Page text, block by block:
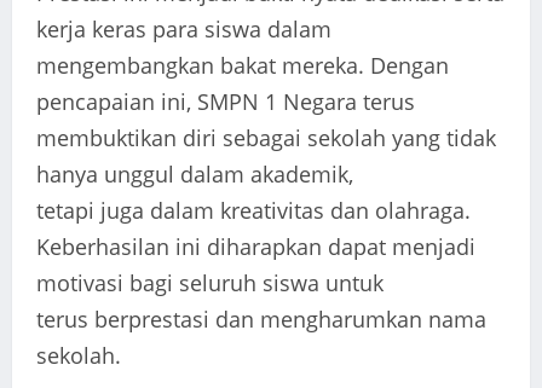
kerja keras para siswa dalam
mengembangkan bakat mereka. Dengan
pencapaian ini, SMPN 1 Negara terus
membuktikan diri sebagai sekolah yang tidak
hanya unggul dalam akademik,
tetapi juga dalam kreativitas dan olahraga.
Keberhasilan ini diharapkan dapat menjadi
motivasi bagi seluruh siswa untuk
terus berprestasi dan mengharumkan nama
sekolah.